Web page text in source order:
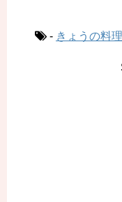
- きょうの料理